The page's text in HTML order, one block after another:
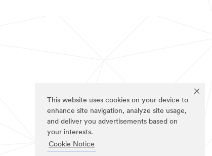
This website uses cookies on your device to
enhance site navigation, analyze site usage,
and deliver you advertisements based on
your interests.
Cookie Notice